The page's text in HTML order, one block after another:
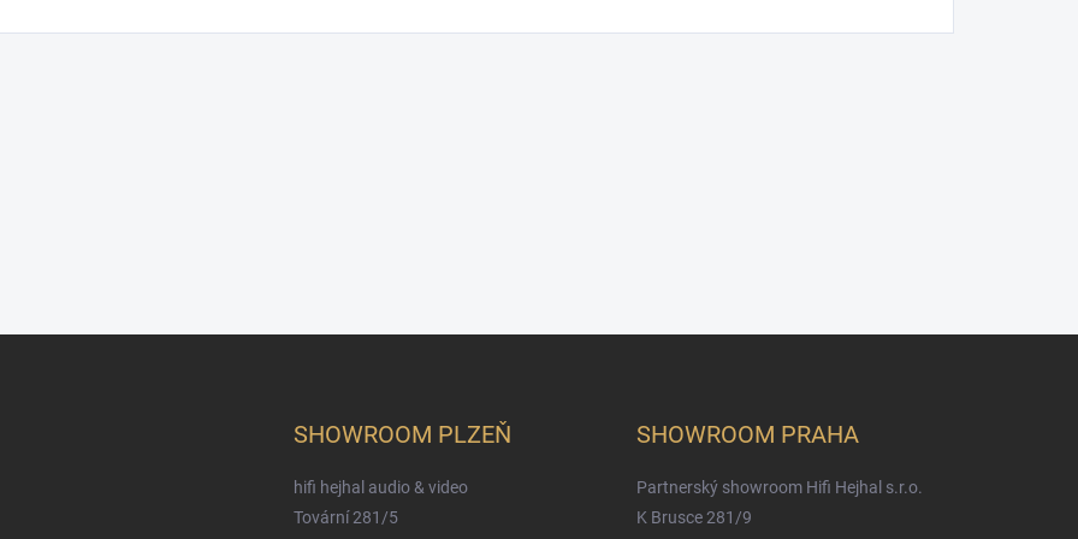
SHOWROOM PLZEŇ
hifi hejhal audio & video
Tovární 281/5
SHOWROOM PRAHA
Partnerský showroom Hifi Hejhal s.r.o.
K Brusce 281/9